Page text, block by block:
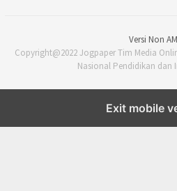
Versi Non
Copyright@2022 Jogpaper Tim Media
Nasional Pendidikan dan
Exit mobile